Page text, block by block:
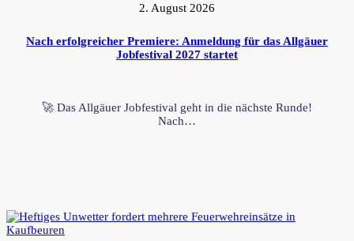
2. August 2026
Nach erfolgreicher Premiere: Anmeldung für das Allgäuer
Jobfestival 2027 startet
🚀 Das Allgäuer Jobfestival geht in die nächste Runde!
Nach…